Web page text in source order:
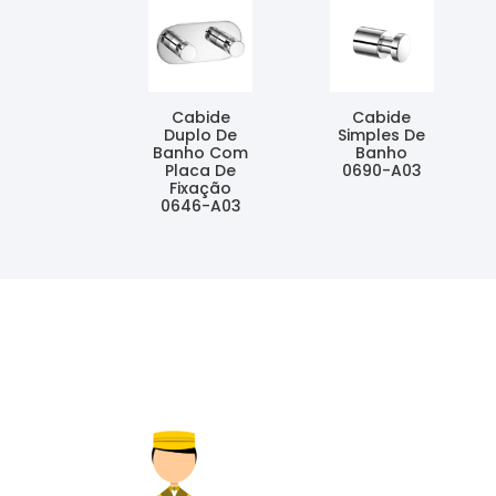
Cabide
Duplo De
Banho Com
Placa De
Fixação
0646-A03
Cabide
Simples De
Banho
0690-A03